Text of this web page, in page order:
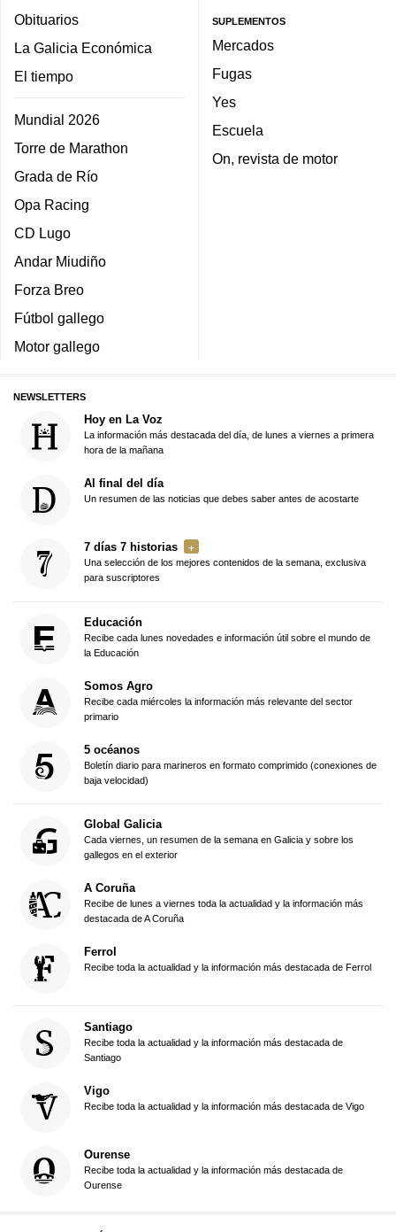
Obituarios
La Galicia Económica
El tiempo
Mundial 2026
Torre de Marathon
Grada de Río
Opa Racing
CD Lugo
Andar Miudiño
Forza Breo
Fútbol gallego
Motor gallego
SUPLEMENTOS
Mercados
Fugas
Yes
Escuela
On, revista de motor
NEWSLETTERS
Hoy en La Voz
La información más destacada del día, de lunes a viernes a primera
hora de la mañana
Al final del día
Un resumen de las noticias que debes saber antes de acostarte
7 días 7 historias
Una selección de los mejores contenidos de la semana, exclusiva
para suscriptores
Educación
Recibe cada lunes novedades e información útil sobre el mundo de
la Educación
Somos Agro
Recibe cada miércoles la información más relevante del sector
primario
5 océanos
Boletín diario para marineros en formato comprimido (conexiones de
baja velocidad)
Global Galicia
Cada viernes, un resumen de la semana en Galicia y sobre los
gallegos en el exterior
A Coruña
Recibe de lunes a viernes toda la actualidad y la información más
destacada de A Coruña
Ferrol
Recibe toda la actualidad y la información más destacada de Ferrol
Santiago
Recibe toda la actualidad y la información más destacada de
Santiago
Vigo
Recibe toda la actualidad y la información más destacada de Vigo
Ourense
Recibe toda la actualidad y la información más destacada de
Ourense